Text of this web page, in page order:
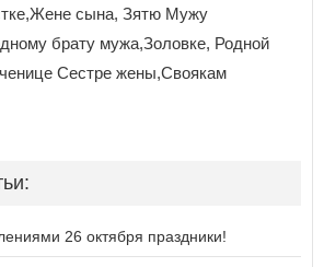
сына, Зятю Мужу
брату мужа,Золовке, Родной
Сестре жены,Своякам
26 октября праздники!